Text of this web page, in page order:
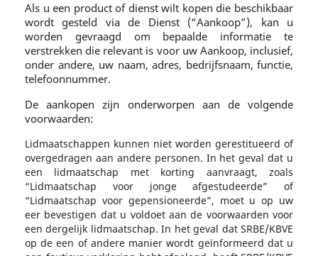
Als u een product of dienst wilt kopen die beschikbaar
wordt gesteld via de Dienst (“Aankoop”), kan u
worden gevraagd om bepaalde informatie te
verstrekken die relevant is voor uw Aankoop, inclusief,
onder andere, uw naam, adres, bedrijfsnaam, functie,
telefoonnummer.
De aankopen zijn onderworpen aan de volgende
voorwaarden:
Lidmaatschappen kunnen niet worden gerestitueerd of
overgedragen aan andere personen. In het geval dat u
een lidmaatschap met korting aanvraagt, zoals
“Lidmaatschap voor jonge afgestudeerde” of
“Lidmaatschap voor gepensioneerde”, moet u op uw
eer bevestigen dat u voldoet aan de voorwaarden voor
een dergelijk lidmaatschap. In het geval dat SRBE/KBVE
op de een of andere manier wordt geïnformeerd dat u